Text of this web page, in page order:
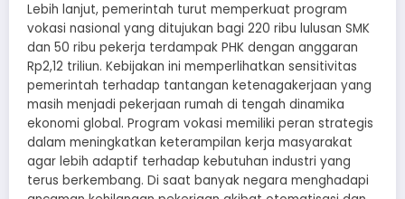
Lebih lanjut, pemerintah turut memperkuat program
vokasi nasional yang ditujukan bagi 220 ribu lulusan SMK
dan 50 ribu pekerja terdampak PHK dengan anggaran
Rp2,12 triliun. Kebijakan ini memperlihatkan sensitivitas
pemerintah terhadap tantangan ketenagakerjaan yang
masih menjadi pekerjaan rumah di tengah dinamika
ekonomi global. Program vokasi memiliki peran strategis
dalam meningkatkan keterampilan kerja masyarakat
agar lebih adaptif terhadap kebutuhan industri yang
terus berkembang. Di saat banyak negara menghadapi